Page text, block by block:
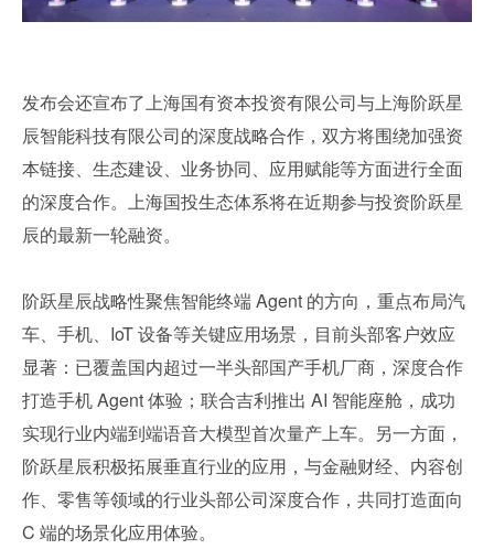
发布会还宣布了上海国有资本投资有限公司与上海阶跃星
辰智能科技有限公司的深度战略合作，双方将围绕加强资
本链接、生态建设、业务协同、应用赋能等方面进行全面
的深度合作。上海国投生态体系将在近期参与投资阶跃星
辰的最新一轮融资。
阶跃星辰战略性聚焦智能终端 Agent 的方向，重点布局汽
车、手机、IoT 设备等关键应用场景，目前头部客户效应
显著：已覆盖国内超过一半头部国产手机厂商，深度合作
打造手机 Agent 体验；联合吉利推出 AI 智能座舱，成功
实现行业内端到端语音大模型首次量产上车。另一方面，
阶跃星辰积极拓展垂直行业的应用，与金融财经、内容创
作、零售等领域的行业头部公司深度合作，共同打造面向
C 端的场景化应用体验。